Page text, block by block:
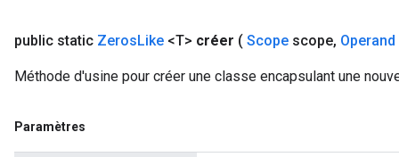
public static ZerosLike <T> créer ( Scope scope, Operand
Méthode d'usine pour créer une classe encapsulant une
Paramètres